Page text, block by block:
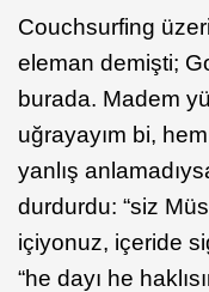
Couchsurfing
eleman demişti;
burada. Madem
uğrayayım bi,
yanlış
durdurdu: “siz
içiyonuz, içeride
“he dayı he